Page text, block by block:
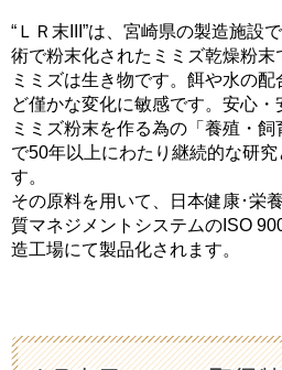
“ＬＲ末III”は、宮崎県の製造施設
術で粉末化されたミミズ乾燥粉末
ミミズは生き物です。餌や水の
ど僅かな変化に敏感です。安心
ミミズ粉末を作る為の「養殖・
で50年以上にわたり継続的な研
す。
その原料を用いて、日本健康･栄
質マネジメントシステムのISO
造工場にて製品化されます。